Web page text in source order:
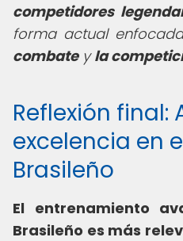
competidores
forma actual
combateyla
Reflexión final:
excelencia en
Brasileño
El entrenamiento
Brasileño es más